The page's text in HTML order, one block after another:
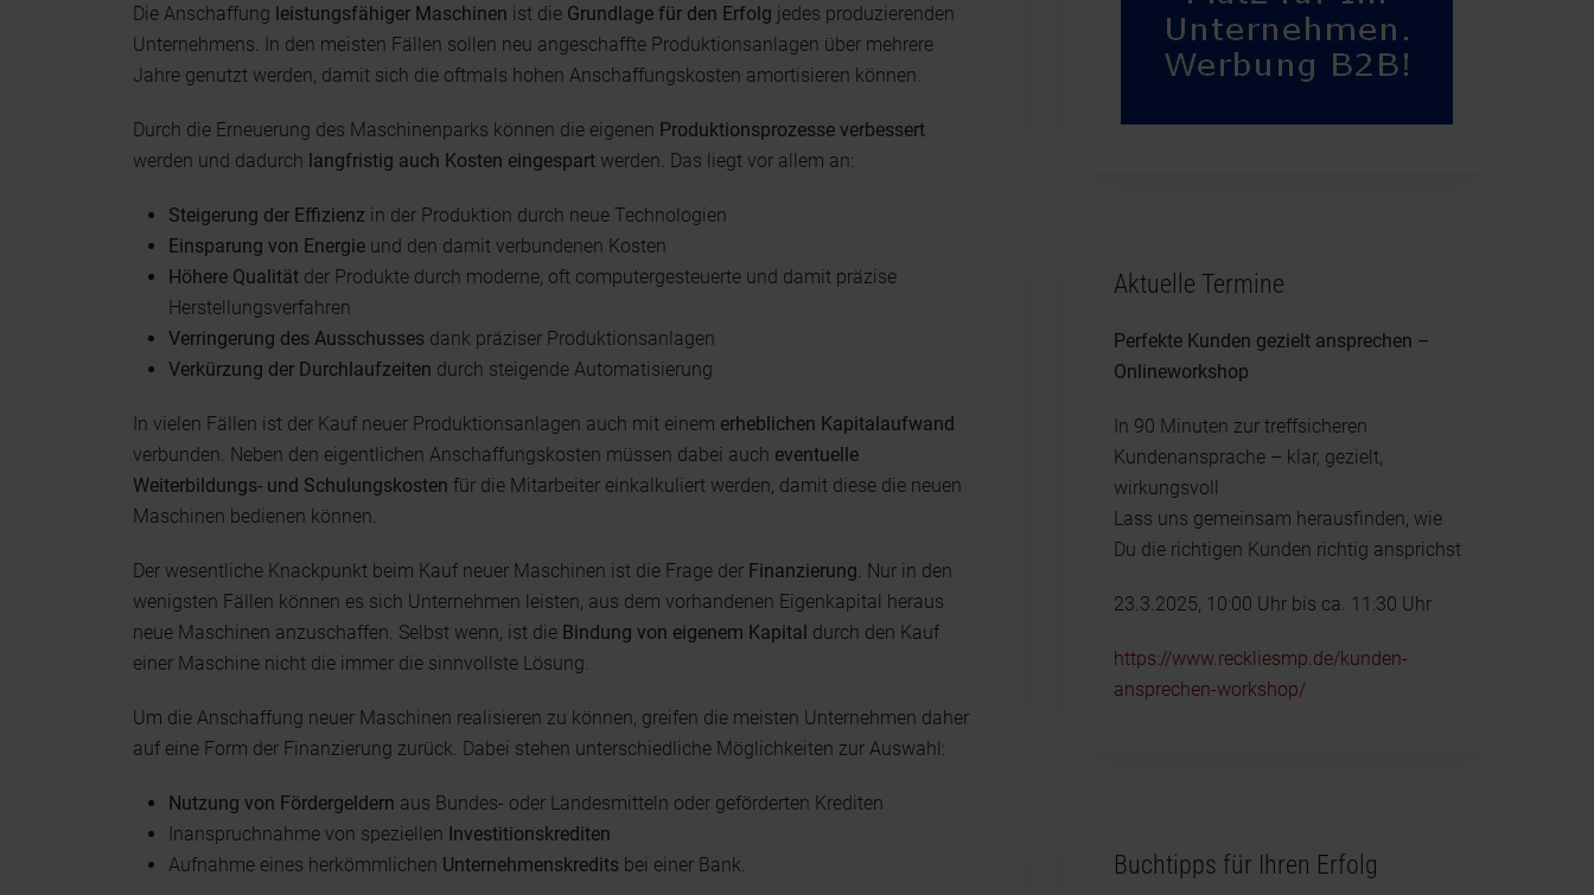
Die Anschaffung leistungsfähiger Maschinen ist die Grundlage für den Erfolg jedes produzierenden
Unternehmens. In den meisten Fällen sollen neu angeschaffte Produktionsanlagen über mehrere
Jahre genutzt werden, damit sich die oftmals hohen Anschaffungskosten amortisieren können.
Durch die Erneuerung des Maschinenparks können die eigenen Produktionsprozesse verbessert
werden und dadurch langfristig auch Kosten eingespart werden. Das liegt vor allem an:
Steigerung der Effizienz in der Produktion durch neue Technologien
Einsparung von Energie und den damit verbundenen Kosten
Höhere Qualität der Produkte durch moderne, oft computergesteuerte und damit präzise
Herstellungsverfahren
Verringerung des Ausschusses dank präziser Produktionsanlagen
Verkürzung der Durchlaufzeiten durch steigende Automatisierung
In vielen Fällen ist der Kauf neuer Produktionsanlagen auch mit einem erheblichen Kapitalaufwand
verbunden. Neben den eigentlichen Anschaffungskosten müssen dabei auch eventuelle
Weiterbildungs- und Schulungskosten für die Mitarbeiter einkalkuliert werden, damit diese die neuen
Maschinen bedienen können.
Der wesentliche Knackpunkt beim Kauf neuer Maschinen ist die Frage der Finanzierung. Nur in den
wenigsten Fällen können es sich Unternehmen leisten, aus dem vorhandenen Eigenkapital heraus
neue Maschinen anzuschaffen. Selbst wenn, ist die Bindung von eigenem Kapital durch den Kauf
einer Maschine nicht die immer die sinnvollste Lösung.
Um die Anschaffung neuer Maschinen realisieren zu können, greifen die meisten Unternehmen daher
auf eine Form der Finanzierung zurück. Dabei stehen unterschiedliche Möglichkeiten zur Auswahl:
Nutzung von Fördergeldern aus Bundes- oder Landesmitteln oder geförderten Krediten
Inanspruchnahme von speziellen Investitionskrediten
Aufnahme eines herkömmlichen Unternehmenskredits bei einer Bank.
Aktuelle Termine
Perfekte Kunden gezielt ansprechen –
Onlineworkshop
In 90 Minuten zur treffsicheren
Kundenansprache – klar, gezielt,
wirkungsvoll
Lass uns gemeinsam herausfinden, wie
Du die richtigen Kunden richtig ansprichst
23.3.2025, 10:00 Uhr bis ca. 11:30 Uhr
https://www.reckliesmp.de/kunden-
ansprechen-workshop/
Buchtipps für Ihren Erfolg